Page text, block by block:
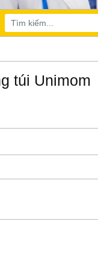
túi Unimom